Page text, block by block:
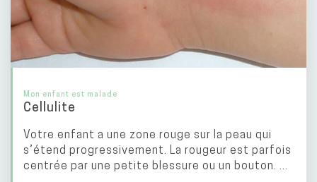
Mon enfant est malade
Cellulite
Votre enfant a une zone rouge sur la peau qui
s’étend progressivement. La rougeur est parfois
centrée par une petite blessure ou un bouton. ...